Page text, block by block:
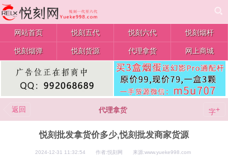
网站首页 悦刻五代 悦刻六代 悦刻烟杆
悦刻烟弹 悦刻货源 代理拿货 网上商城
返回 代理拿货 字+
悦刻批发拿货价多少,悦刻批发商家货源
2024-12-31 11:32:54 作者:悦刻网 来源:www.yueke998.com